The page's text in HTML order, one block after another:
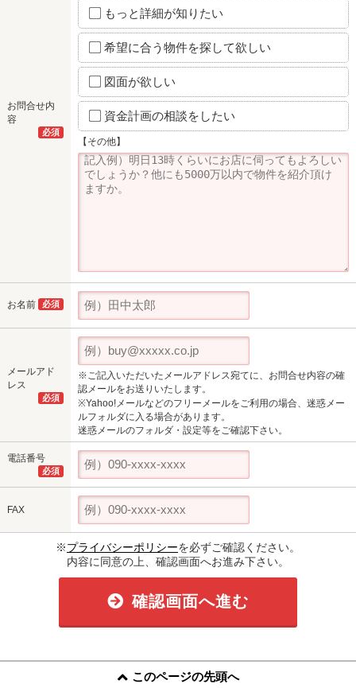
お問合せ内
容
必須
もっと詳細が知りたい
希望に合う物件を探して欲しい
図面が欲しい
資金計画の相談をしたい
【その他】
お名前 必須
メールアド
レス
必須
※ご記入いただいたメールアドレス宛てに、お問合せ内容の確
認メールをお送りいたします。
※Yahoo!メールなどのフリーメールをご利用の場合、迷惑メー
ルフォルダに入る場合があります。
迷惑メールのフォルダ・設定等をご確認下さい。
電話番号
必須
FAX
※プライバシーポリシーを必ずご確認ください。
内容に同意の上、確認画面へお進み下さい。
確認画面へ進む
このページの先頭へ